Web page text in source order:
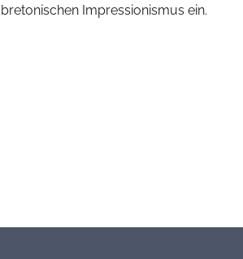
bretonischen Impressionismus ein.